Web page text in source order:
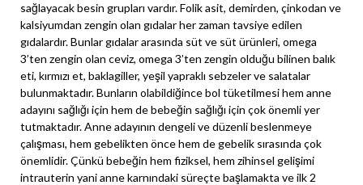
sağlayacak besin grupları vardır. Folik asit, demirden, çinkodan ve
kalsiyumdan zengin olan gıdalar her zaman tavsiye edilen
gıdalardır. Bunlar gıdalar arasında süt ve süt ürünleri, omega
3’ten zengin olan ceviz, omega 3’ten zengin olduğu bilinen balık
eti, kırmızı et, baklagiller, yeşil yapraklı sebzeler ve salatalar
bulunmaktadır. Bunların olabildiğince bol tüketilmesi hem anne
adayını sağlığı için hem de bebeğin sağlığı için çok önemli yer
tutmaktadır. Anne adayının dengeli ve düzenli beslenmeye
çalışması, hem gebelikten önce hem de gebelik sırasında çok
önemlidir. Çünkü bebeğin hem fiziksel, hem zihinsel gelişimi
intrauterin yani anne karnındaki süreçte başlamakta ve ilk 2